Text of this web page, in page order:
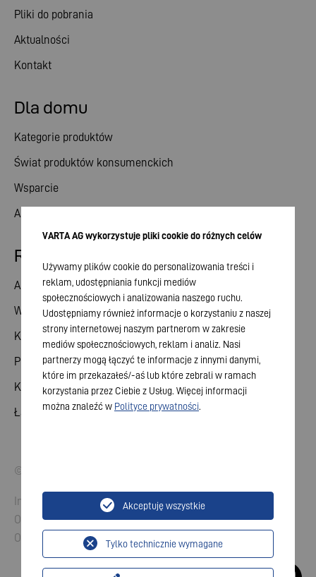
Dla domu
Kategorie produktów
Świat produktów konsumenckich
Wsparcie
Aktualności
Pliki do pobrania
Aktualności
Kontakt
Relacje inwestorskie
Akcje
Walne zgromadzenie
Kalendarz finansowy
Publikacje
Kontakt dla inwestorów
Ład korporacyjny
© 2026 VARTA AG. Wszelkie prawa zastrzeżone.
Imprint
Ochrona danych
Ogólne Warunki Handlowe
VARTA AG wykorzystuje pliki cookie do różnych celów
Używamy plików cookie do personalizowania treści i
reklam, udostępniania funkcji mediów
społecznościowych i analizowania naszego ruchu.
Udostępniamy również informacje o korzystaniu z naszej
strony internetowej naszym partnerom w zakresie
mediów społecznościowych, reklam i analiz. Nasi
partnerzy mogą łączyć te informacje z innymi danymi,
które im przekazałeś/-aś lub które zebrali w ramach
korzystania przez Ciebie z Usług. Więcej informacji
można znaleźć w Polityce prywatności.
Tylko technicznie wymagane
Akceptuję wszystkie